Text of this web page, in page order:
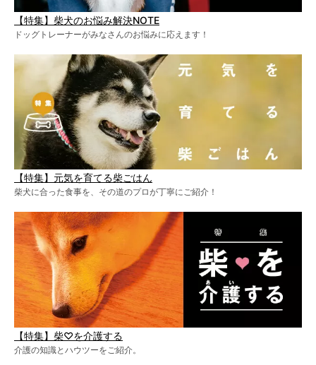
【特集】柴犬のお悩み解決NOTE
ドッグトレーナーがみなさんのお悩みに応えます！
【特集】元気を育てる柴ごはん
柴犬に合った食事を、その道のプロが丁寧にご紹介！
【特集】柴♡を介護する
介護の知識とハウツーをご紹介。